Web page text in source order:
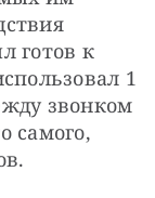
готов к
1
звонком
самого,